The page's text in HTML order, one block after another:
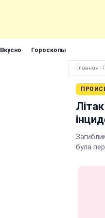
Вкусно Гороскопы
Главная ›
була